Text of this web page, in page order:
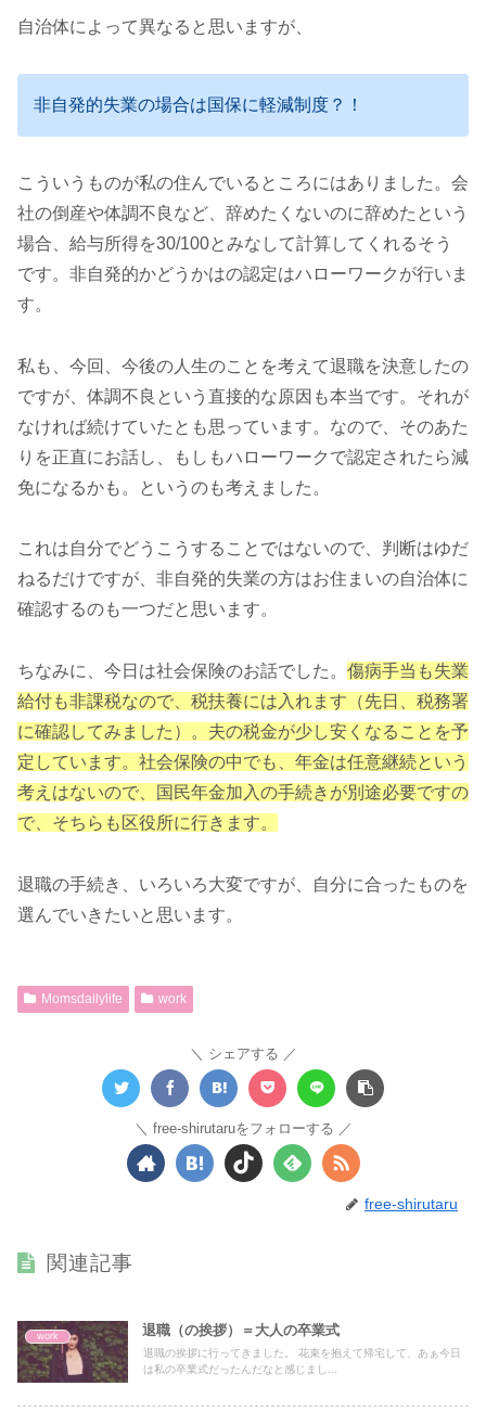
自治体によって異なると思いますが、
非自発的失業の場合は国保に軽減制度？！
こういうものが私の住んでいるところにはありました。会
社の倒産や体調不良など、辞めたくないのに辞めたという
場合、給与所得を30/100とみなして計算してくれるそう
です。非自発的かどうかはの認定はハローワークが行いま
す。
私も、今回、今後の人生のことを考えて退職を決意したの
ですが、体調不良という直接的な原因も本当です。それが
なければ続けていたとも思っています。なので、そのあた
りを正直にお話し、もしもハローワークで認定されたら減
免になるかも。というのも考えました。
これは自分でどうこうすることではないので、判断はゆだ
ねるだけですが、非自発的失業の方はお住まいの自治体に
確認するのも一つだと思います。
ちなみに、今日は社会保険のお話でした。 傷病手当も失業
給付も非課税なので、税扶養には入れます（先日、税務署
に確認してみました）。夫の税金が少し安くなることを予
定しています。社会保険の中でも、年金は任意継続という
考えはないので、国民年金加入の手続きが別途必要ですの
で、そちらも区役所に行きます。
退職の手続き、いろいろ大変ですが、自分に合ったものを
選んでいきたいと思います。
Momsdailylife work
シェアする
free-shirutaruをフォローする
free-shirutaru
関連記事
work 退職（の挨拶）＝大人の卒業式
退職の挨拶に行ってきました。 花束を抱えて帰宅して、あぁ今日
は私の卒業式だったんだなと感じまし...